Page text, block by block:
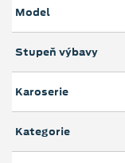
Model
Stupeň výbavy
Karoserie
Kategorie